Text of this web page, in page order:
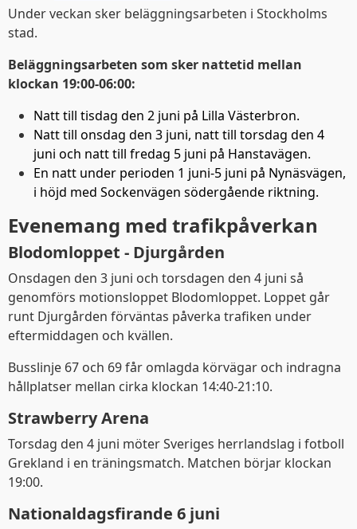
Under veckan sker beläggningsarbeten i Stockholms
stad.
Beläggningsarbeten som sker nattetid mellan
klockan 19:00-06:00:
Natt till tisdag den 2 juni på Lilla Västerbron.
Natt till onsdag den 3 juni, natt till torsdag den 4
juni och natt till fredag 5 juni på Hanstavägen.
En natt under perioden 1 juni-5 juni på Nynäsvägen,
i höjd med Sockenvägen södergående riktning.
Evenemang med trafikpåverkan
Blodomloppet - Djurgården
Onsdagen den 3 juni och torsdagen den 4 juni så
genomförs motionsloppet Blodomloppet. Loppet går
runt Djurgården förväntas påverka trafiken under
eftermiddagen och kvällen.
Busslinje 67 och 69 får omlagda körvägar och indragna
hållplatser mellan cirka klockan 14:40-21:10.
Strawberry Arena
Torsdag den 4 juni möter Sveriges herrlandslag i fotboll
Grekland i en träningsmatch. Matchen börjar klockan
19:00.
Nationaldagsfirande 6 juni